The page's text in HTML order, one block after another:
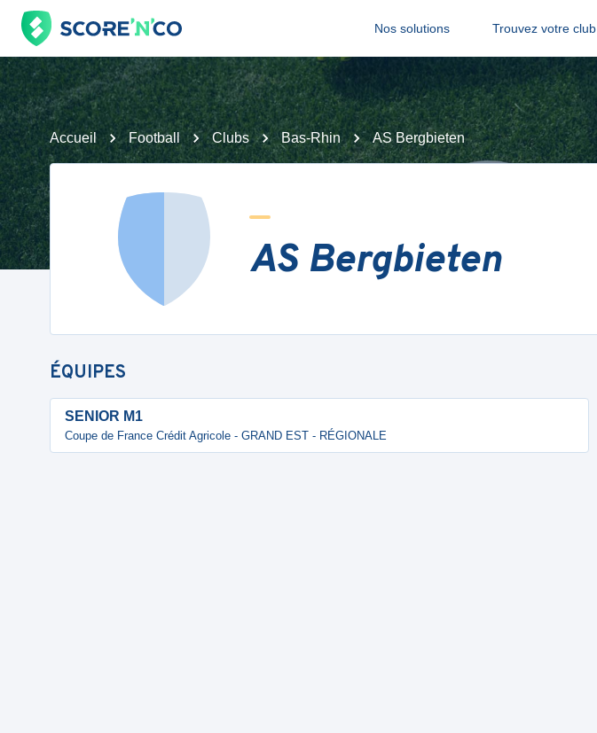
Nos solutions Trouvez votre club
Accueil Football Clubs Bas-Rhin AS Bergbieten
AS Bergbieten
ÉQUIPES
SENIOR M1
Coupe de France Crédit Agricole - GRAND EST - RÉGIONALE